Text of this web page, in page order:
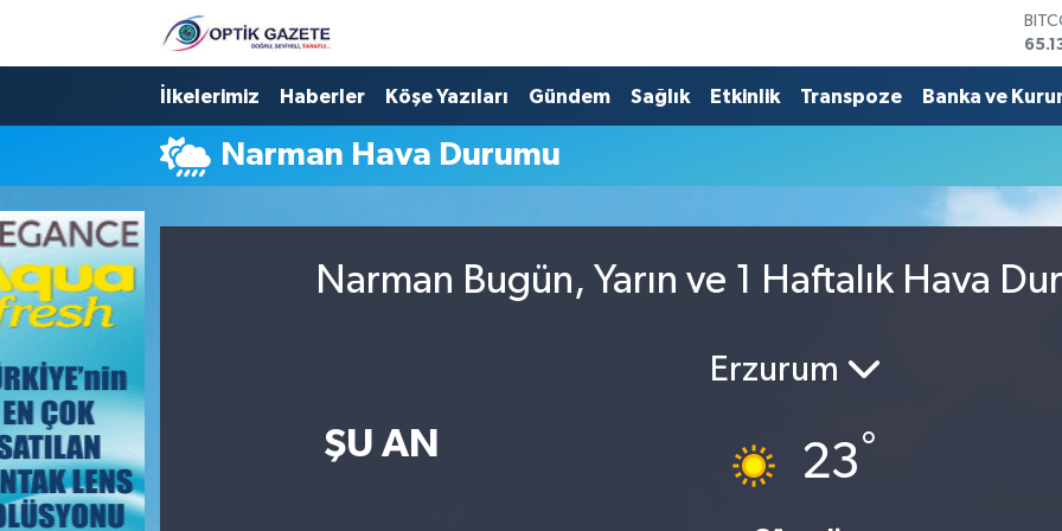
İlkelerimiz Haberler Köşe Yazıları Gündem Sağlık Etkinlik Transpoze Banka ve
Narman Hava Durumu
Narman Bugün, Yarın ve 1 Haftalık Hava
ŞU AN
Erzurum
23°
Nöbetçi Eczaneler
Hava Durumu
İstanbul Namaz Vakitleri
Trafik Durumu
Süper Lig Puan Durumu ve Fikstür
Tüm Manşetler
Son Dakika Haberleri
Haber Arşivi